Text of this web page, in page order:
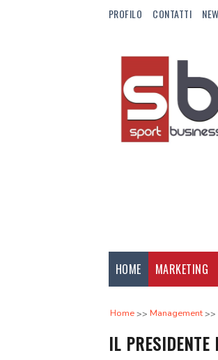
PROFILO CONTATTI
HOME MARKETING
Home Management
IL